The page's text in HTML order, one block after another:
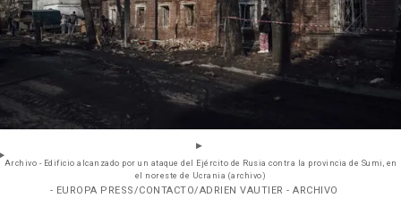
Archivo - Edificio alcanzado por un ataque del Ejército de Rusia contra la provincia de Sumi, en
el noreste de Ucrania (archivo)
- EUROPA PRESS/CONTACTO/ADRIEN VAUTIER - ARCHIVO